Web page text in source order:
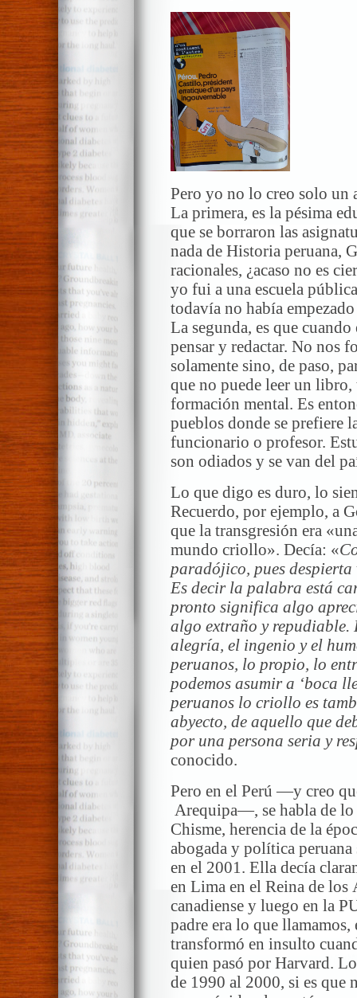
Pero yo no lo creo solo un
La primera, es la pésima
que se borraron las
nada de Historia peruana,
racionales, ¿acaso no es
yo fui a una escuela
todavía no había
La segunda, es que
pensar y redactar. No nos
solamente sino, de paso,
que no puede leer un libro,
formación mental. Es
pueblos donde se prefiere
funcionario o profesor.
son odiados y se van del
Lo que digo es duro, lo
Recuerdo, por ejemplo, a
que la transgresión era
mundo criollo». Decía: «
paradójico, pues
Es decir la palabra está
pronto significa algo
algo extraño y repudiable.
alegría, el ingenio y el
peruanos, lo propio, lo
podemos asumir a ‘boca
peruanos lo criollo es
abyecto, de aquello que
por una persona seria y
conocido.
Pero en el Perú —y creo
Arequipa—, se habla de lo
Chisme, herencia de la
abogada y política
en el 2001. Ella decía
en Lima en el Reina de
canadiense y luego en la
padre era lo que
transformó en insulto
quien pasó por Harvard.
de 1990 al 2000, si es que